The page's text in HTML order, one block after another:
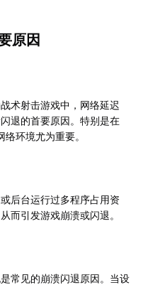
原因
术射击游戏中，网络延迟
退的首要原因。特别是在
环境尤为重要。
后台运行过多程序占用资
而引发游戏崩溃或闪退。
常见的崩溃闪退原因。当设